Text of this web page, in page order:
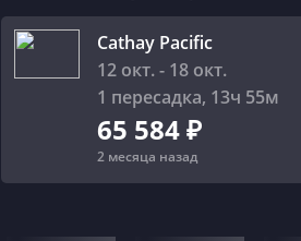
Cathay Pacific
12 окт. - 18 окт.
1 пересадка, 13ч 55м
65 584 ₽
2 месяца назад